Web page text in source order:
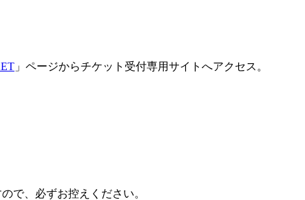
」ページからチケット受付専用サイトへアクセス。
で、必ずお控えください。